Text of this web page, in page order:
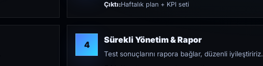
Çıktı:Haftalık plan + KPI seti
4 Sürekli Yönetim & Rapor
Test sonuçlarını rapora bağlar, düzenli iyileştiririz.